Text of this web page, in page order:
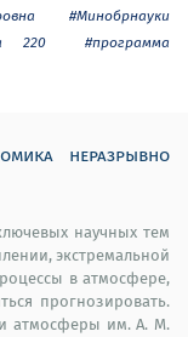
#Минобрнауки
220
#программа
неразрывно
научных тем
экстремальной
в атмосфере,
прогнозировать.
атмосферы им. А. М.